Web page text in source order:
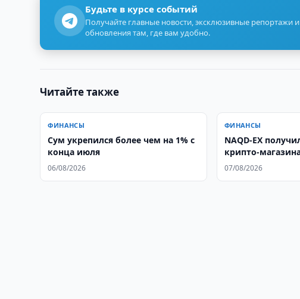
Будьте в курсе событий
Получайте главные новости, эксклюзивные репортажи
обновления там, где вам удобно.
Читайте также
ФИНАНСЫ
Сум укрепился более чем на 1% с
конца июля
06/08/2026
ФИНАНСЫ
NAQD-EX
крипто-
07/08/2026